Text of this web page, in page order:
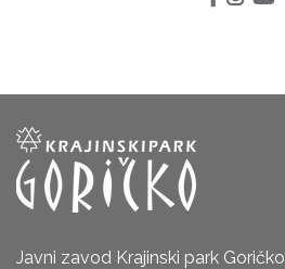
Javni zavod Krajinski park Goričko